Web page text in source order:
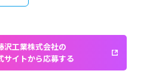
沢工業株式会社の
サイトから応募する